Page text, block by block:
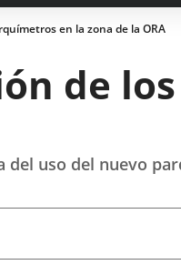
se
abrirá
en la zona de la ORA
de
uso del nuevo